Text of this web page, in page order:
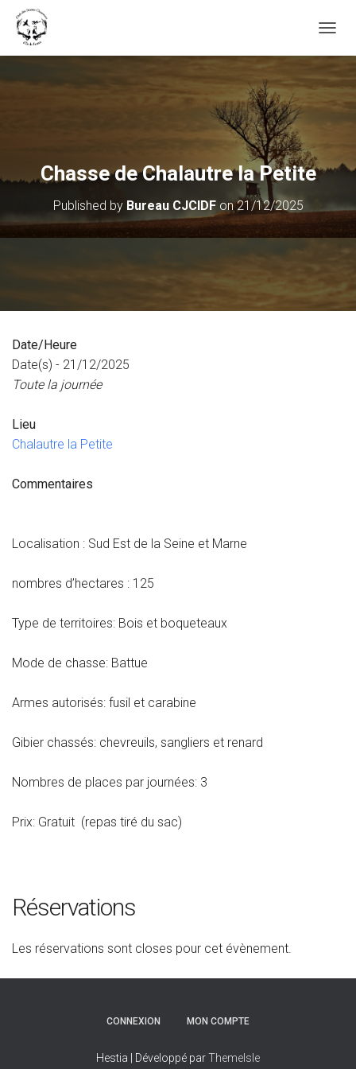
Chasse de Chalautre la Petite
Published by Bureau CJCIDFon21/12/2025
Date/Heure
Date(s) - 21/12/2025
Toute la journée
Lieu
Chalautre la Petite
Commentaires
Localisation : Sud Est de la Seine et Marne
nombres d’hectares : 125
Type de territoires: Bois et boqueteaux
Mode de chasse: Battue
Armes autorisés: fusil et carabine
Gibier chassés: chevreuils, sangliers et renard
Nombres de places par journées: 3
Prix: Gratuit (repas tiré du sac)
Réservations
Les réservations sont closes pour cet évènement.
CONNEXION MON COMPTE
Hestia | Développé parThemeIsle